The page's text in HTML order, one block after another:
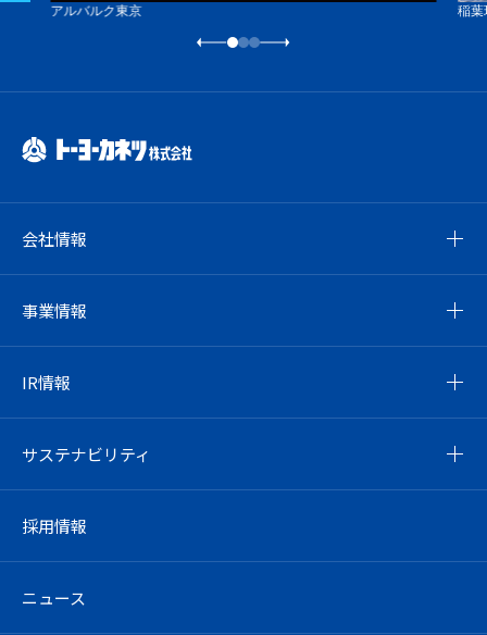
アルバルク東京 稲葉
会社情報
事業情報
IR情報
サステナビリティ
採用情報
ニュース